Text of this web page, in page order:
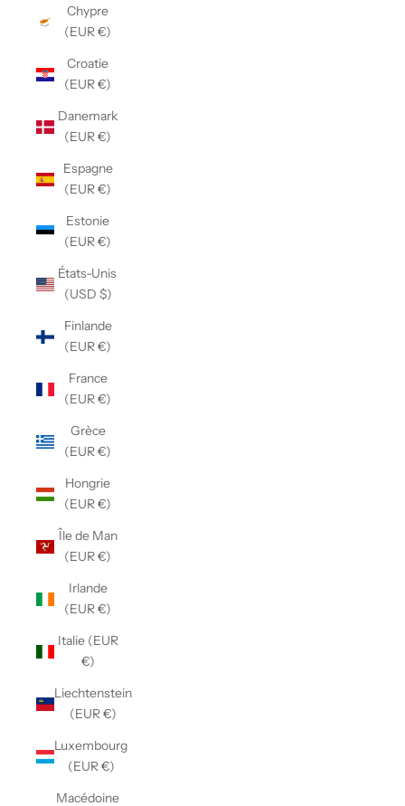
Chypre
(EUR €)
Croatie
(EUR €)
Danemark
(EUR €)
Espagne
(EUR €)
Estonie
(EUR €)
États-Unis
(USD $)
Finlande
(EUR €)
France
(EUR €)
Grèce
(EUR €)
Hongrie
(EUR €)
Île de Man
(EUR €)
Irlande
(EUR €)
Italie (EUR
€)
Liechtenstein
(EUR €)
Luxembourg
(EUR €)
Macédoine